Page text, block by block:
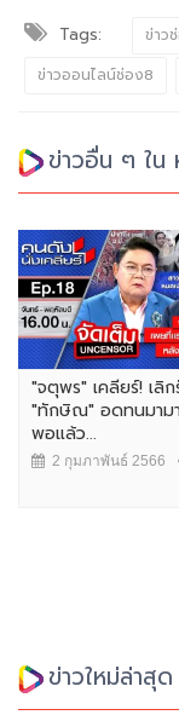
Tags: ข่าว
ข่าวออนไลน์ช่อง8
ข่าวอื่น ๆ ใน
"จตุพร" เคลียร์! เลิก
"ทักษิณ" อดทนมาม
พอแล้ว...
2 กุมภาพันธ์ 2566
ข่าวใหม่ล่าสุด